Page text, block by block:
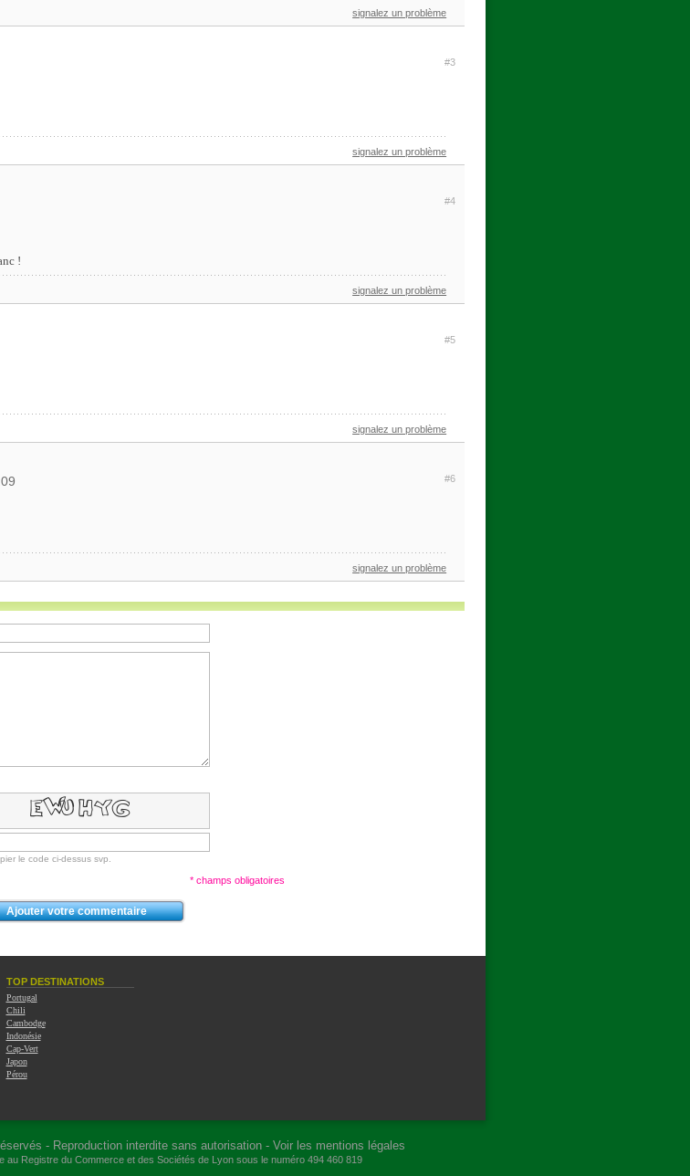
signalez un problème
#3
signalez un problème
#4
!
signalez un problème
#5
signalez un problème
#6
signalez un problème
le code ci-dessus svp.
* champs obligatoires
TOP DESTINATIONS
Portugal
Chili
Cambodge
Indonésie
Cap-Vert
Japon
Pérou
- Reproduction interdite sans autorisation - Voir les mentions légales
au Registre du Commerce et des Sociétés de Lyon sous le numéro 494 460 819